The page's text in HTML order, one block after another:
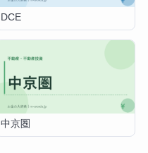
DCE
中京圏